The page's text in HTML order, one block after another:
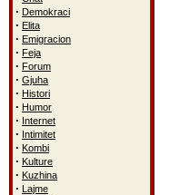
· Demokraci
· Elita
· Emigracion
· Feja
· Forum
· Gjuha
· Histori
· Humor
· Internet
· Intimitet
· Kombi
· Kulture
· Kuzhina
· Lajme